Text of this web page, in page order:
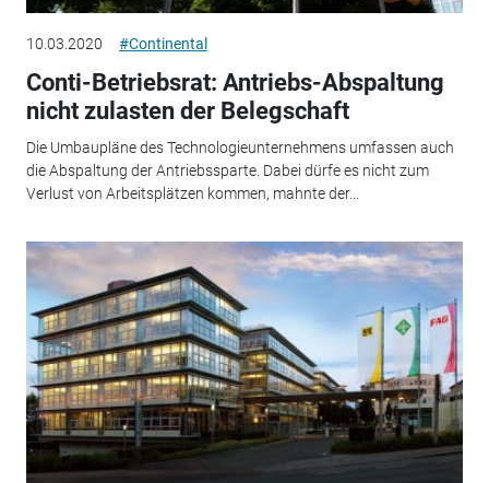
10.03.2020 #Continental
Conti-Betriebsrat: Antriebs-Abspaltung
nicht zulasten der Belegschaft
Die Umbaupläne des Technologieunternehmens umfassen auch
die Abspaltung der Antriebssparte. Dabei dürfe es nicht zum
Verlust von Arbeitsplätzen kommen, mahnte der...